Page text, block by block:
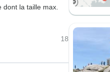
la taille max.
18